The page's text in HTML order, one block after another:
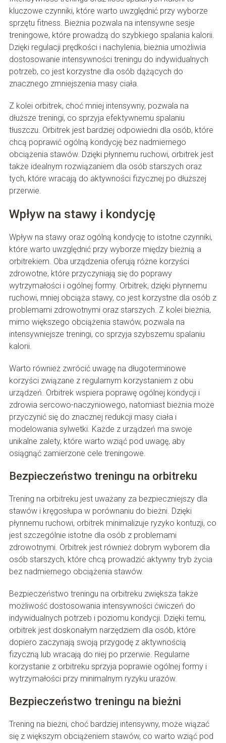
kluczowe czynniki, które warto uwzględnić przy wyborze
sprzętu fitness. Bieżnia pozwala na intensywne sesje
treningowe, które prowadzą do szybkiego spalania kalorii.
Dzięki regulacji prędkości i nachylenia, bieżnia umożliwia
dostosowanie intensywności treningu do indywidualnych
potrzeb, co jest korzystne dla osób dążących do
znacznego zmniejszenia masy ciała.
Z kolei orbitrek, choć mniej intensywny, pozwala na
dłuższe treningi, co sprzyja efektywnemu spalaniu
tłuszczu. Orbitrek jest bardziej odpowiedni dla osób, które
chcą poprawić ogólną kondycję bez nadmiernego
obciążenia stawów. Dzięki płynnemu ruchowi, orbitrek jest
także idealnym rozwiązaniem dla osób starszych oraz
tych, które wracają do aktywności fizycznej po dłuższej
przerwie.
Wpływ na stawy i kondycję
Wpływ na stawy oraz ogólną kondycję to istotne czynniki,
które warto uwzględnić przy wyborze między bieżnią a
orbitrekiem. Oba urządzenia oferują różne korzyści
zdrowotne, które przyczyniają się do poprawy
wytrzymałości i ogólnej formy. Orbitrek, dzięki płynnemu
ruchowi, mniej obciąża stawy, co jest korzystne dla osób z
problemami zdrowotnymi oraz starszych. Z kolei bieżnia,
mimo większego obciążenia stawów, pozwala na
intensywniejsze treningi, co sprzyja szybszemu spalaniu
kalorii.
Warto również zwrócić uwagę na długoterminowe
korzyści związane z regularnym korzystaniem z obu
urządzeń. Orbitrek wspiera poprawę ogólnej kondycji i
zdrowia sercowo-naczyniowego, natomiast bieżnia może
przyczynić się do znacznej redukcji masy ciała i
modelowania sylwetki. Każde z urządzeń ma swoje
unikalne zalety, które warto wziąć pod uwagę, aby
osiągnąć zamierzone cele treningowe.
Bezpieczeństwo treningu na orbitreku
Trening na orbitreku jest uważany za bezpieczniejszy dla
stawów i kręgosłupa w porównaniu do bieżni. Dzięki
płynnemu ruchowi, orbitrek minimalizuje ryzyko kontuzji, co
jest szczególnie istotne dla osób z problemami
zdrowotnymi. Orbitrek jest również dobrym wyborem dla
osób starszych, które chcą prowadzić aktywny tryb życia
bez nadmiernego obciążenia stawów.
Bezpieczeństwo treningu na orbitreku zwiększa także
możliwość dostosowania intensywności ćwiczeń do
indywidualnych potrzeb i poziomu kondycji. Dzięki temu,
orbitrek jest doskonałym narzędziem dla osób, które
dopiero zaczynają swoją przygodę z aktywnością
fizyczną lub wracają do niej po przerwie. Regularne
korzystanie z orbitreku sprzyja poprawie ogólnej formy i
wytrzymałości przy minimalnym ryzyku urazów.
Bezpieczeństwo treningu na bieżni
Trening na bieżni, choć bardziej intensywny, może wiązać
się z większym obciążeniem stawów, co warto wziąć pod